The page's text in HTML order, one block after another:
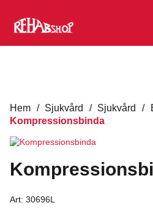
Hem / Sjukvård / Sjukvård /
Kompressionsbinda
Art: 30696L